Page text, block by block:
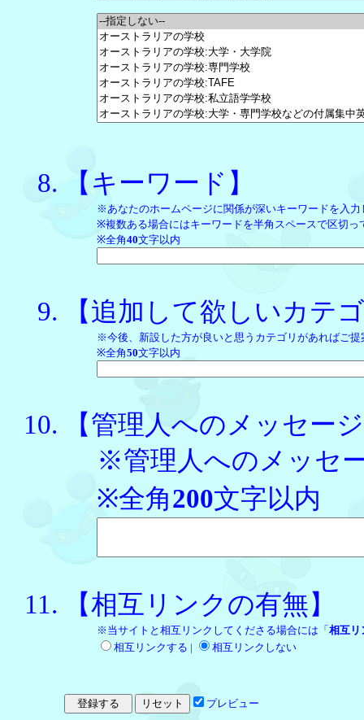
【キーワード】
※あなたのホームページに関係が深いキーワードを入力
※複数ある場合にはキーワードを半角スペースで区切っ
※全角40文字以内
【追加して欲しいカテ
※今後、新設した方が良いと思うカテゴリがあればご提
※全角50文字以内
【管理人へのメッセー
※管理人へのメッセ
※全角200文字以内
【相互リンクの有無】
※当サイトと相互リンクしてくださる場合には「相互リ
相互リンクする |
相互リンクしない
プレビュー